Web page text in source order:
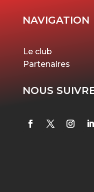
NAVIGATION
Le club
Partenaires
NOUS